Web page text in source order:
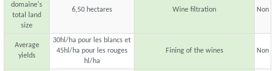
domaine's
total land
size
6,50 hectares Wine filtration Non
Average
yields
30hl/ha pour les blancs et
45hl/ha pour les rouges
hl/ha
Fining of the wines Non